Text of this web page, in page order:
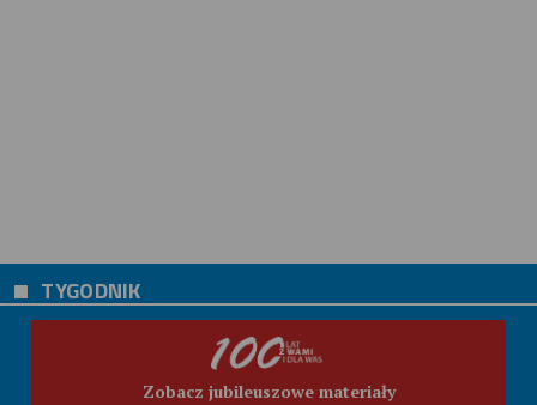
TYGODNIK
Zobacz jubileuszowe materiały